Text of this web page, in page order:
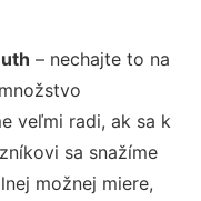
– nechajte to na
veľmi radi, ak sa k
sa snažíme
možnej miere,